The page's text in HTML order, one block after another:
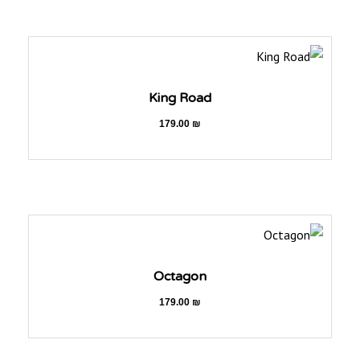
King Road
179.00₪
Octagon
179.00₪